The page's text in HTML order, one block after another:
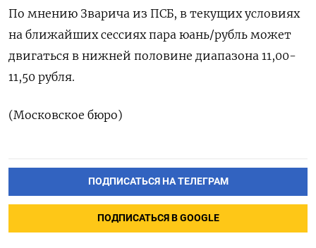
По мнению Зварича из ПСБ, в текущих условиях
на ближайших сессиях пара юань/рубль может
двигаться в нижней половине диапазона 11,00-
11,50 рубля.
(Московское бюро)
ПОДПИСАТЬСЯ НА ТЕЛЕГРАМ
ПОДПИСАТЬСЯ В GOOGLE